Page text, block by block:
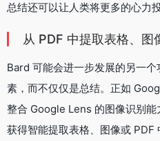
总结还可以让人类将更多的心力
从 PDF 中提取表格、图
Bard 可能会进一步发展的另一
素，而不仅仅是总结。正如
整合 Google Lens 的图像识别
获得智能提取表格、图像或